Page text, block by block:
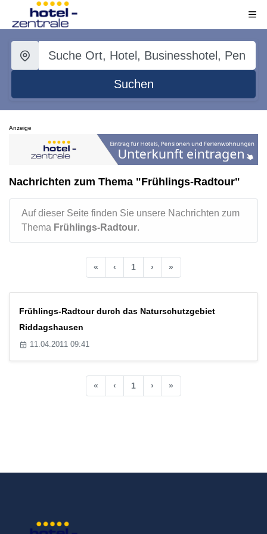
Suchen
Anzeige
Nachrichten zum Thema "Frühlings-Radtour"
Auf dieser Seite finden Sie unsere Nachrichten zum
Thema Frühlings-Radtour.
« ‹ 1 › »
Frühlings-Radtour durch das Naturschutzgebiet
Riddagshausen
11.04.2011 09:41
« ‹ 1 › »